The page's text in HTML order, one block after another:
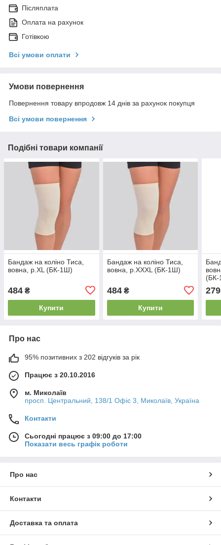
Післяплата
Оплата на рахунок
Готівкою
Всі умови оплати
Умови повернення
Повернення товару впродовж 14 днів за рахунок покупця
Всі умови повернення
Подібні товари компанії
Бандаж на коліно Тиса,
вовна, р.XL (БК-1Ш)
484 ₴
Купити
Бандаж на коліно Тиса,
вовна, р.XXXL (БК-1Ш)
484₴
Купити
(БК-
279
Про нас
95% позитивних з 202 відгуків за рік
Працює з 20.10.2016
м. Миколаїв
просп. Центральний, 138/1 Офіс 3, Миколаїв, Україна
Контакти
Сьогодні працює з 09:00 до 17:00
Показати весь графік роботи
Про нас
Контакти
Доставка та оплата